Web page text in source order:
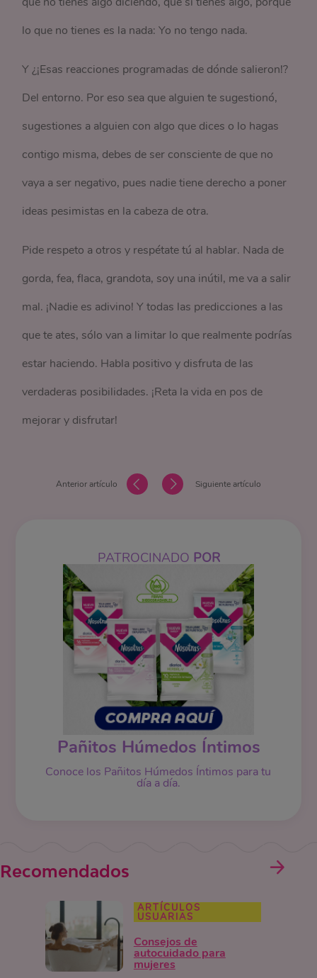
lo que no tienes es la nada: Yo no tengo nada.
Y ¿¡Esas reacciones programadas de dónde salieron!?
Del entorno. Por eso sea que alguien te sugestionó,
sugestiones a alguien con algo que dices o lo hagas
contigo misma, debes de ser consciente de que no
vaya a ser negativo, pues nadie tiene derecho a poner
ideas pesimistas en la cabeza de otra.
Pide respeto a otros y respétate tú al hablar. Nada de
gorda, fea, flaca, grandota, soy una inútil, me va a salir
mal. ¡Nadie es adivino! Y todas las predicciones a las
que te ates, sólo van a limitar lo que realmente podrías
estar haciendo. Habla positivo y disfruta de las
verdaderas posibilidades. ¡Reta la vida en pos de
mejorar y disfrutar!
Anterior artículo Siguiente artículo
PATROCINADO POR
Pañitos Húmedos Íntimos
Conoce los Pañitos Húmedos Íntimos para tu
día a día.
Recomendados
ARTÍCULOS
USUARIAS
Consejos de
autocuidado para
mujeres